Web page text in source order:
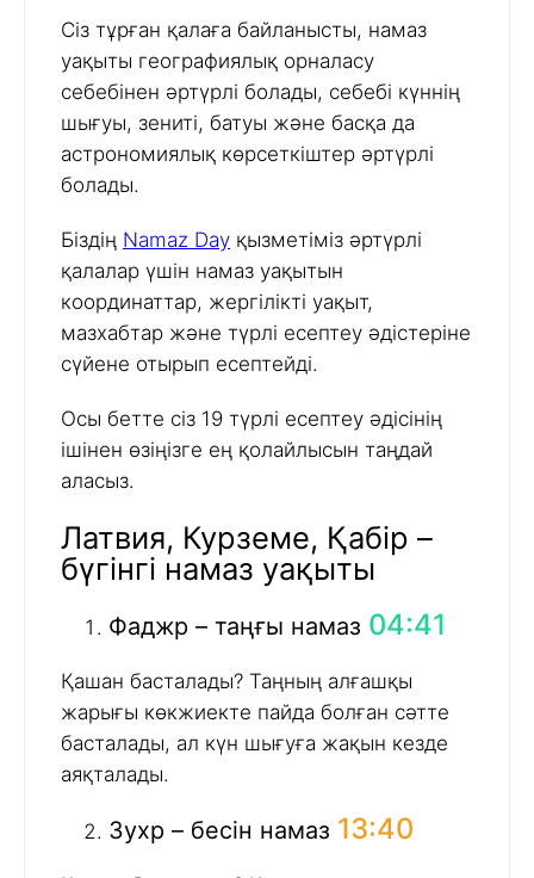
Сіз тұрған қалаға байланысты, намаз
уақыты географиялық орналасу
себебінен әртүрлі болады, себебі күннің
шығуы, зениті, батуы және басқа да
астрономиялық көрсеткіштер әртүрлі
болады.
Біздің Namaz Day қызметіміз әртүрлі
қалалар үшін намаз уақытын
координаттар, жергілікті уақыт,
мазхабтар және түрлі есептеу әдістеріне
сүйене отырып есептейді.
Осы бетте сіз 19 түрлі есептеу әдісінің
ішінен өзіңізге ең қолайлысын таңдай
аласыз.
Латвия, Курземе, Қабір –
бүгінгі намаз уақыты
Фаджр – таңғы намаз 04:41
Қашан басталады? Таңның алғашқы
жарығы көкжиекте пайда болған сәтте
басталады, ал күн шығуға жақын кезде
аяқталады.
Зухр – бесін намаз 13:40